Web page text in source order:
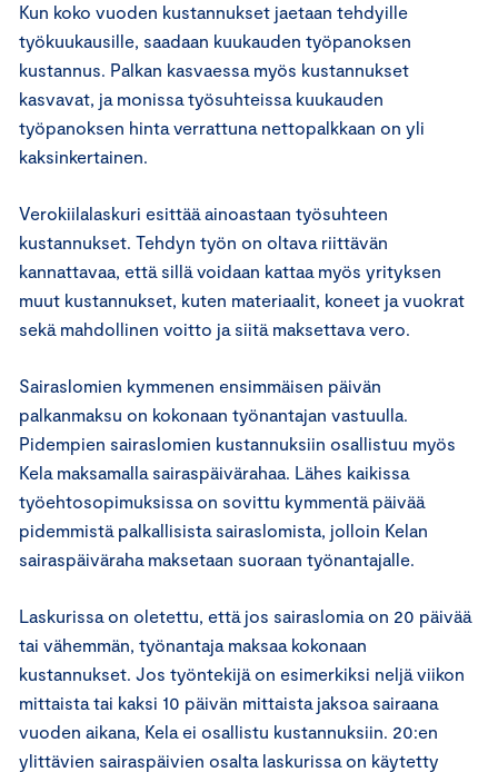
Kun koko vuoden kustannukset jaetaan tehdyille
työkuukausille, saadaan kuukauden työpanoksen
kustannus. Palkan kasvaessa myös kustannukset
kasvavat, ja monissa työsuhteissa kuukauden
työpanoksen hinta verrattuna nettopalkkaan on yli
kaksinkertainen.
Verokiilalaskuri esittää ainoastaan työsuhteen
kustannukset. Tehdyn työn on oltava riittävän
kannattavaa, että sillä voidaan kattaa myös yrityksen
muut kustannukset, kuten materiaalit, koneet ja vuokrat
sekä mahdollinen voitto ja siitä maksettava vero.
Sairaslomien kymmenen ensimmäisen päivän
palkanmaksu on kokonaan työnantajan vastuulla.
Pidempien sairaslomien kustannuksiin osallistuu myös
Kela maksamalla sairaspäivärahaa. Lähes kaikissa
työehtosopimuksissa on sovittu kymmentä päivää
pidemmistä palkallisista sairaslomista, jolloin Kelan
sairaspäiväraha maksetaan suoraan työnantajalle.
Laskurissa on oletettu, että jos sairaslomia on 20 päivää
tai vähemmän, työnantaja maksaa kokonaan
kustannukset. Jos työntekijä on esimerkiksi neljä viikon
mittaista tai kaksi 10 päivän mittaista jaksoa sairaana
vuoden aikana, Kela ei osallistu kustannuksiin. 20:en
ylittävien sairaspäivien osalta laskurissa on käytetty